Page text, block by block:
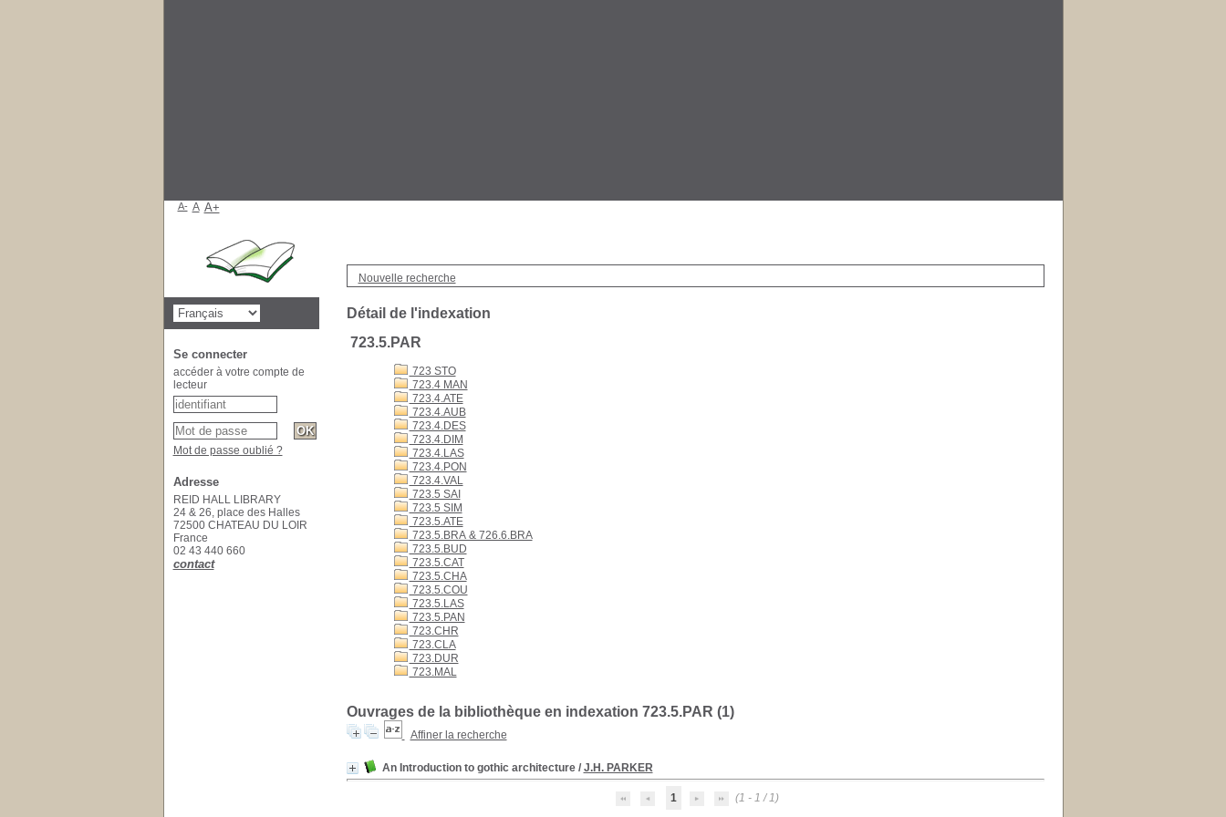
Nouvelle recherche
Détail de l'indexation
723.5.PAR
723 STO
723.4 MAN
723.4.ATE
723.4.AUB
723.4.DES
723.4.DIM
723.4.LAS
723.4.PON
723.4.VAL
723.5 SAI
723.5 SIM
723.5.ATE
723.5.BRA & 726.6.BRA
723.5.BUD
723.5.CAT
723.5.CHA
723.5.COU
723.5.LAS
723.5.PAN
723.CHR
723.CLA
723.DUR
723.MAL
Ouvrages de la bibliothèque en indexation 723.5.PAR (1)
Affiner la recherche
An Introduction to gothic architecture/ J.H. PARKER
1 (1 - 1 / 1)
A- A A+
Se connecter
accéder à votre compte de
lecteur
Mot de passe oublié ?
Adresse
REID HALL LIBRARY
24 & 26, place des Halles
72500 CHATEAU DU LOIR
France
02 43 440 660
contact